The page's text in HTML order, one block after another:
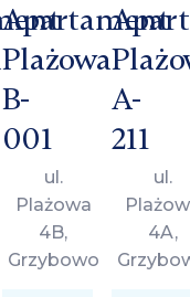
Apartament
Plażowa
B-
001
ul.
Plażowa
4B,
Grzybowo
A-
211
ul.
4A,